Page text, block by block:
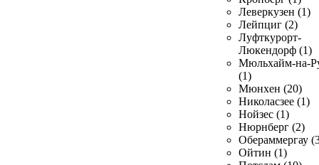
Леверкузен (1)
Лейпциг (2)
Луфткурорт-
Люкендорф (1)
Мюльхайм-на-
(1)
Мюнхен (20)
Николасзее (1)
Нойзес (1)
Нюрнберг (2)
Обераммергау
Ойтин (1)